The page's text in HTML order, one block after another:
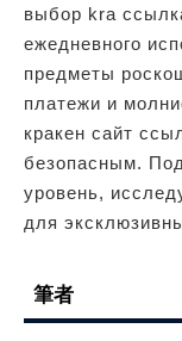
выбор kra
ежедневного
предметы
платежи и
кракен сайт
безопасным.
уровень,
для
筆者